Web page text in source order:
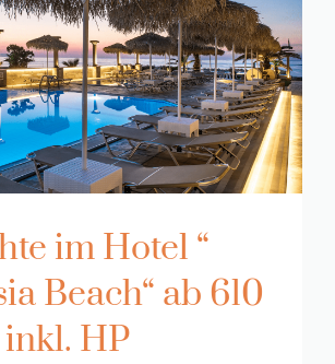
im Hotel “
Beach“ ab 610
inkl. HP